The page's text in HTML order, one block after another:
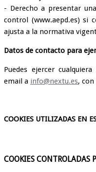
- Derecho a presentar
control (www.aepd.es) si
ajusta a la normativa
Datos de contacto para
Puedes ejercer
email a info@nextu.es,
COOKIES UTILIZADAS EN
COOKIES CONTROLADAS